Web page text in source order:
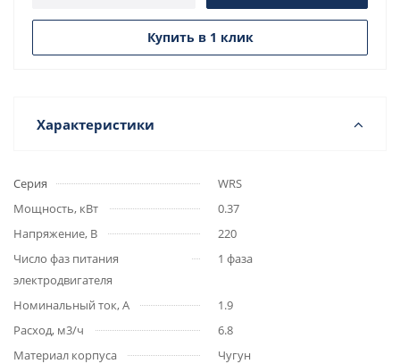
Купить в 1 клик
Характеристики
Серия
WRS
Мощность, кВт
0.37
Напряжение, В
220
Число фаз питания
электродвигателя
1 фаза
Номинальный ток, А
1.9
Расход, м3/ч
6.8
Материал корпуса
Чугун